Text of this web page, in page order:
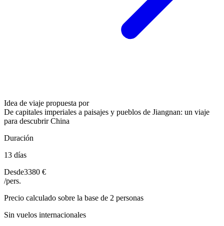
Idea de viaje propuesta por
De capitales imperiales a paisajes y pueblos de Jiangnan: un viaje
para descubrir China
Duración
13 días
Desde3380 €
/pers.
Precio calculado sobre la base de 2 personas
Sin vuelos internacionales